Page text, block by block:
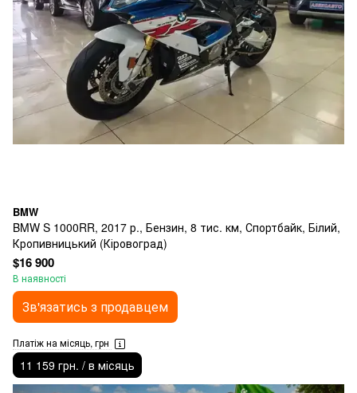
BMW
BMW S 1000RR, 2017 р., Бензин, 8 тис. км, Спортбайк, Білий,
Кропивницький (Кіровоград)
$16 900
В наявності
Зв'язатись з продавцем
Платіж на місяць, грн
11 159 грн. / в місяць